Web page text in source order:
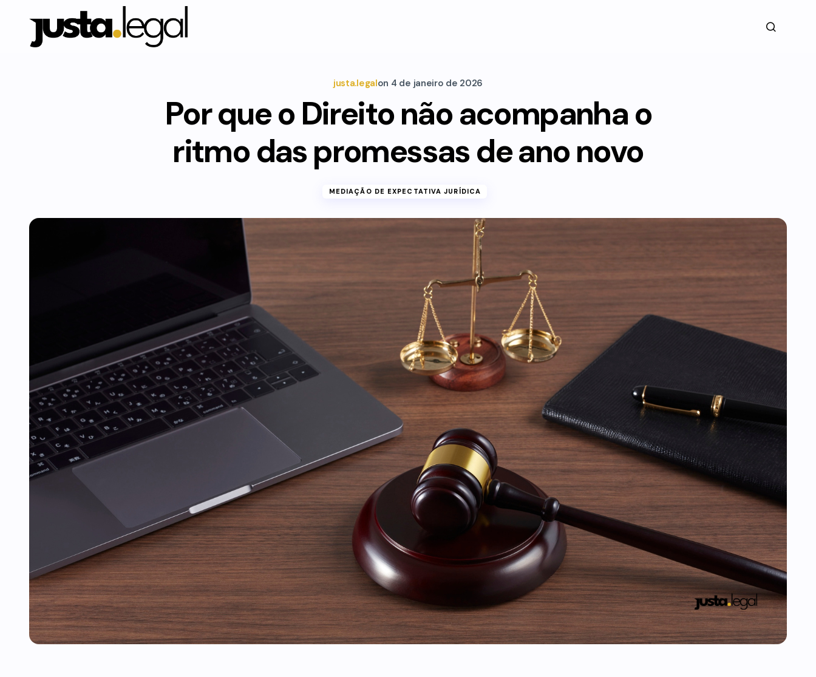
justa.legalon 4 de janeiro de 2026
Por que o Direito não acompanha o
ritmo das promessas de ano novo
MEDIAÇÃO DE EXPECTATIVA JURÍDICA